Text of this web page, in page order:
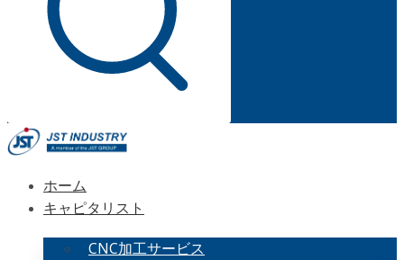
ホーム
キャピタリスト
CNC加工サービス